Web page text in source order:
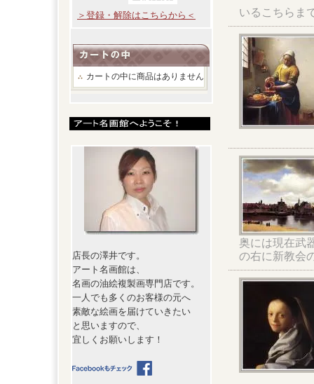
＞登録・解除はこちらから＜
カートの中に商品はありません
店長の澤井です。
アート名画館は、
名画の油絵複製画専門店です。
一人でも多くのお客様の元へ
素敵な絵画を届けていきたい
と思いますので、
宜しくお願いします！
いるこちらま
奥には現在武
の右に新教会